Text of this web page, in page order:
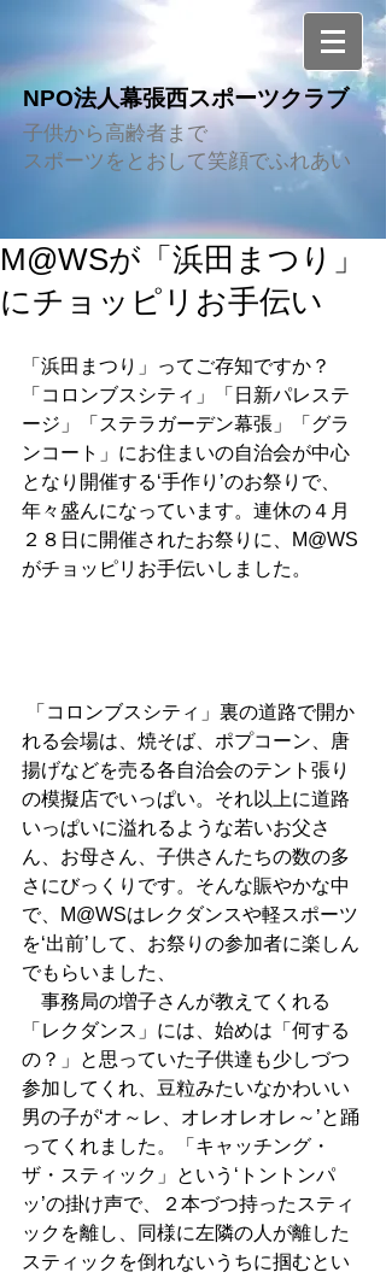
NPO法人幕張西スポーツクラブ
子供から高齢者まで
スポーツをとおして笑顔でふれあい
M@WSが「浜田まつり」
にチョッピリお手伝い
「浜田まつり」ってご存知ですか？
「コロンブスシティ」「日新パレステ
ージ」「ステラガーデン幕張」「グラ
ンコート」にお住まいの自治会が中心
となり開催する‘手作り’のお祭りで、
年々盛んになっています。連休の４月
２８日に開催されたお祭りに、M@WS
がチョッピリお手伝いしました。
れる会場は、焼そば、ポプコーン、唐
揚げなどを売る各自治会のテント張り
の模擬店でいっぱい。それ以上に道路
いっぱいに溢れるような若いお父さ
ん、お母さん、子供さんたちの数の多
さにびっくりです。そんな賑やかな中
で、M@WSはレクダンスや軽スポーツ
を‘出前’して、お祭りの参加者に楽しん
でもらいました、
事務局の増子さんが教えてくれる
「レクダンス」には、始めは「何する
の？」と思っていた子供達も少しづつ
参加してくれ、豆粒みたいなかわいい
男の子が‘オ～レ、オレオレオレ～’と踊
ってくれました。「キャッチング・
ザ・スティック」という‘トントンパ
ッ’の掛け声で、２本づつ持ったスティ
ックを離し、同様に左隣の人が離した
スティックを倒れないうちに掴むとい